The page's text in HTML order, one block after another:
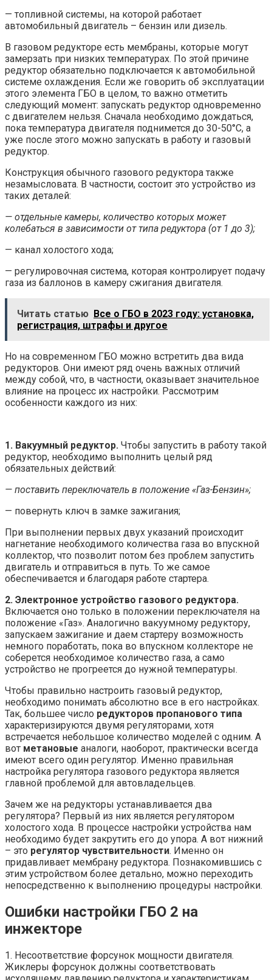
— топливной системы, на которой работает
автомобильный двигатель – бензин или дизель.
В газовом редукторе есть мембраны, которые могут
замерзать при низких температурах. По этой причине
редуктор обязательно подключается к автомобильной
системе охлаждения. Если же говорить об эксплуатации
этого элемента ГБО в целом, то важно отметить
следующий момент: запускать редуктор одновременно
с двигателем нельзя. Сначала необходимо дождаться,
пока температура двигателя поднимется до 30-50°С, а
уже после этого можно запускать в работу и газовый
редуктор.
Конструкция обычного газового редуктора также
незамысловата. В частности, состоит это устройство из
таких деталей:
— отдельные камеры, количество которых может
колебаться в зависимости от типа редуктора (от 1 до 3);
— канал холостого хода;
— регулировочная система, которая контролирует подачу
газа из баллонов в камеру сжигания двигателя.
Читать статью Все о ГБО в 2023 году: установка,
регистрация, штрафы и другое
Но на современном ГБО можно встретить два вида
редукторов. Они имеют ряд очень важных отличий
между собой, что, в частности, оказывает значительное
влияние на процесс их настройки. Рассмотрим
особенности каждого из них:
1. Вакуумный редуктор. Чтобы запустить в работу такой
редуктор, необходимо выполнить целый ряд
обязательных действий:
— поставить переключатель в положение «Газ-Бензин»;
— повернуть ключ в замке зажигания;
При выполнении первых двух указаний происходит
нагнетание необходимого количества газа во впускной
коллектор, что позволит потом без проблем запустить
двигатель и отправиться в путь. То же самое
обеспечивается и благодаря работе стартера.
2. Электронное устройство газового редуктора.
Включается оно только в положении переключателя на
положение «Газ». Аналогично вакуумному редуктору,
запускаем зажигание и даем стартеру возможность
немного поработать, пока во впускном коллекторе не
соберется необходимое количество газа, а само
устройство не прогреется до нужной температуры.
Чтобы правильно настроить газовый редуктор,
необходимо понимать абсолютно все в его настройках.
Так, большее число редукторов пропанового типа
характеризируются двумя регуляторами, хотя
встречается небольшое количество моделей с одним. А
вот метановые аналоги, наоборот, практически всегда
имеют всего один регулятор. Именно правильная
настройка регулятора газового редуктора является
главной проблемой для автовладельцев.
Зачем же на редукторы устанавливается два
регулятора? Первый из них является регулятором
холостого хода. В процессе настройки устройства нам
необходимо будет закрутить его до упора. А вот нижний
– это регулятор чувствительности. Именно он
придавливает мембрану редуктора. Познакомившись с
этим устройством более детально, можно переходить
непосредственно к выполнению процедуры настройки.
Ошибки настройки ГБО 2 на
инжекторе
1. Несоответствие форсунок мощности двигателя.
Жиклеры форсунок должны соответствовать